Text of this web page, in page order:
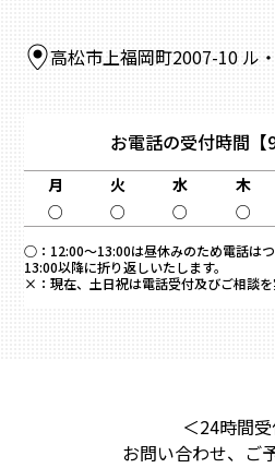
高松市上福岡町2007-10 ル
お電話の受付時間
月 火 水 木
○
○ ○ ○
○： 12:00～13:00は昼休みのため電話は
13:00以降に折り返しいたします。
×： 現在、土日祝は電話受付及びご相談を
＜24時間
お問い合わせ、ご